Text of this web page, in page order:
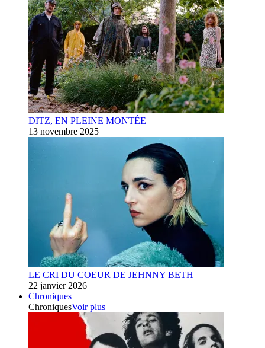
DITZ, EN PLEINE MONTÉE
13 novembre 2025
LE CRI DU COEUR DE JEHNNY BETH
22 janvier 2026
Chroniques
ChroniquesVoir plus